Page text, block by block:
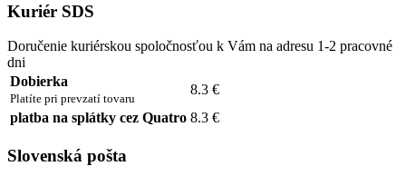
Kuriér SDS
Doručenie kuriérskou spoločnosťou k Vám na adresu 1-2 pracovné
dni
Dobierka
Platíte pri prevzatí tovaru
8.3 €
platba na splátky cez Quatro 8.3 €
Slovenská pošta